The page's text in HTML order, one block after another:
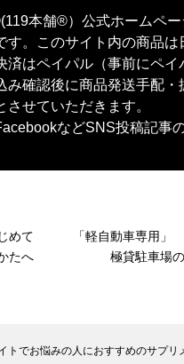
本舗®︎）公式ホームペ
す。このサイト内の商品
済はペイパル（事前にペ
み確認後に商品発送手配
せていただきます。
などSNS投稿記事
めて
たへ
「軽自動車
極貸駐車場
トでお悩みの人におすすめのサプリ